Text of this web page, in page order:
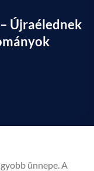
Újraélednek
ünnepe. A